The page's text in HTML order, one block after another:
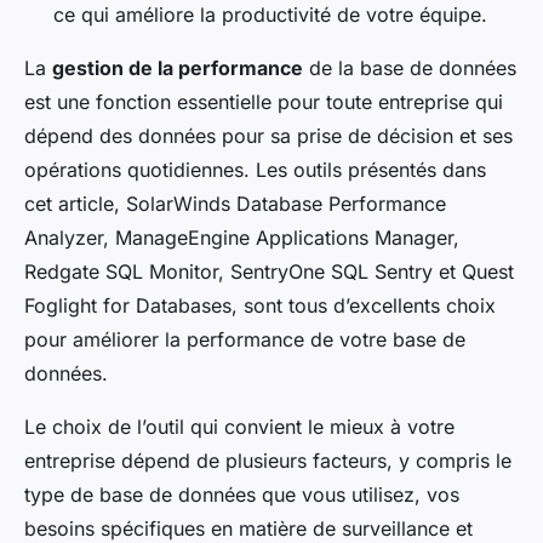
ce qui améliore la productivité de votre équipe.
La gestion de la performance de la base de données
est une fonction essentielle pour toute entreprise qui
dépend des données pour sa prise de décision et ses
opérations quotidiennes. Les outils présentés dans
cet article, SolarWinds Database Performance
Analyzer, ManageEngine Applications Manager,
Redgate SQL Monitor, SentryOne SQL Sentry et Quest
Foglight for Databases, sont tous d’excellents choix
pour améliorer la performance de votre base de
données.
Le choix de l’outil qui convient le mieux à votre
entreprise dépend de plusieurs facteurs, y compris le
type de base de données que vous utilisez, vos
besoins spécifiques en matière de surveillance et